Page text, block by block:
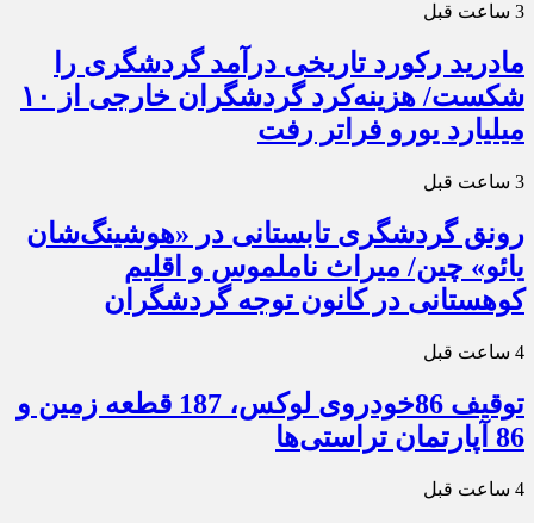
3 ساعت قبل
مادرید رکورد تاریخی درآمد گردشگری را
شکست/ هزینه‌کرد گردشگران خارجی از ۱۰
میلیارد یورو فراتر رفت
3 ساعت قبل
رونق گردشگری تابستانی در «هوشینگ‌شان
یائو» چین/ میراث ناملموس و اقلیم
کوهستانی در کانون توجه گردشگران
4 ساعت قبل
توقیف 86خودروی لوکس، 187 قطعه زمین و
86 آپارتمان تراستی‌ها
4 ساعت قبل